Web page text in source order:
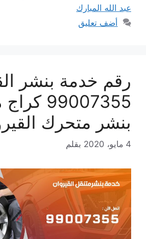
عبد الله المبارك
أضف تعليق
رقم خدمة بنشر
99007355
بنشر متحرك
4 مايو، 2020 بقلم